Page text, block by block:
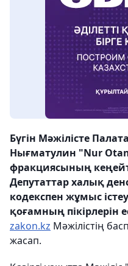
Бүгін Мәжілісте
Нығматулин "Nur
фракциясының
Депутаттар халық
кодекспен жұмыс
қоғамның пікірлерін
zakon.kz Мәжілістің
жасап.